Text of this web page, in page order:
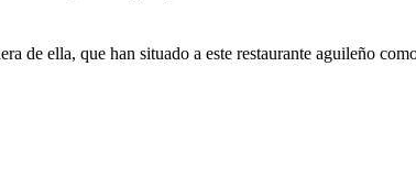
de ella, que han situado a este restaurante aguileño